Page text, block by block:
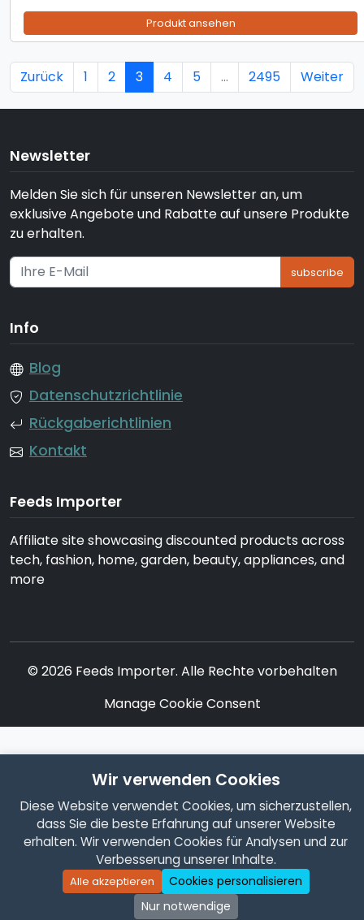
Produkt ansehen
Zurück 1 2 3 4 5 ... 2495 Weiter
Newsletter
Melden Sie sich für unseren Newsletter an, um
exklusive Angebote und Rabatte auf unsere Produkte
zu erhalten.
subscribe
Info
Blog
Datenschutzrichtlinie
Rückgaberichtlinien
Kontakt
Feeds Importer
Affiliate site showcasing discounted products across
tech, fashion, home, garden, beauty, appliances, and
more
© 2026 Feeds Importer. Alle Rechte vorbehalten
Manage Cookie Consent
Wir verwenden Cookies
Diese Website verwendet Cookies, um sicherzustellen,
dass Sie die beste Erfahrung auf unserer Website
erhalten. Wir verwenden Cookies für Analysen und zur
Verbesserung unserer Inhalte.
Alle akzeptieren
Cookies personalisieren
Nur notwendige